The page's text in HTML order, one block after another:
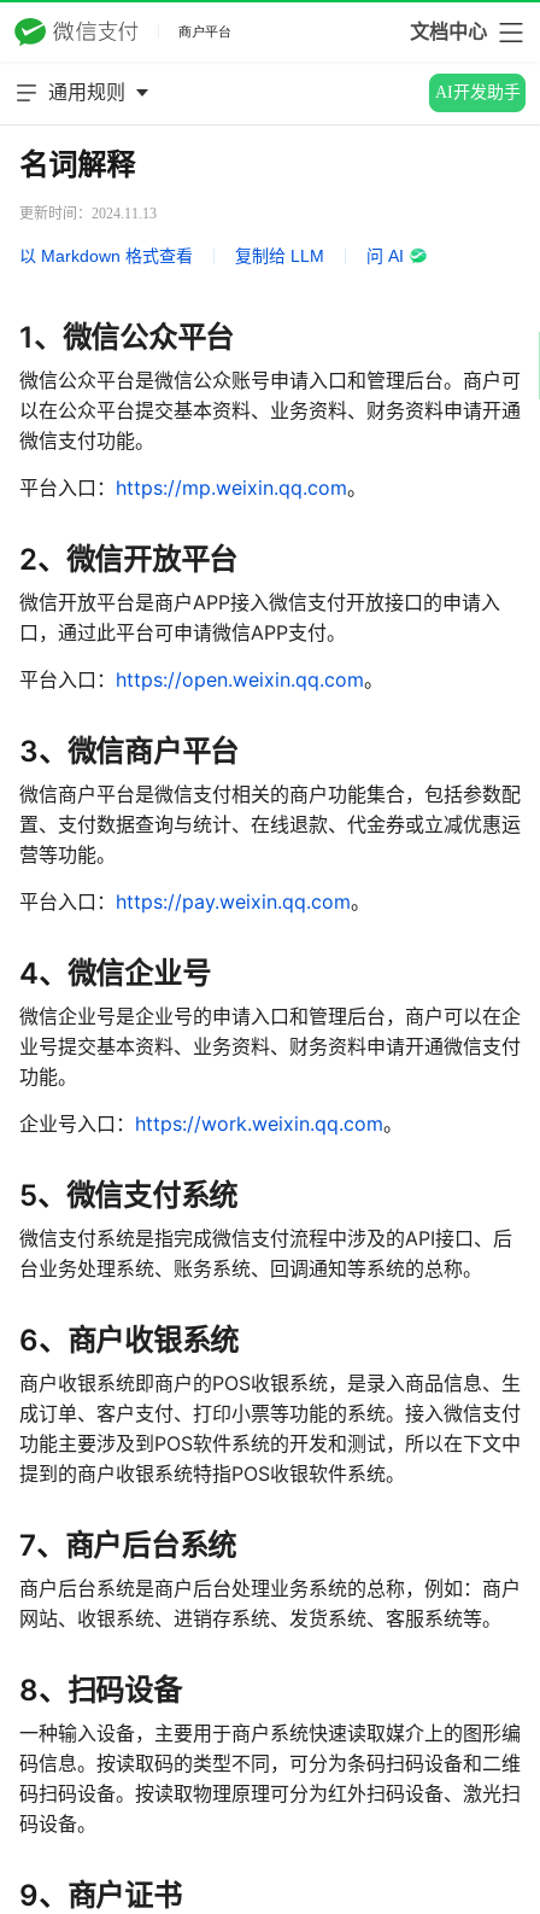
文档中心
通用规则 AI开发助手
名词解释
更新时间：2024.11.13
以 Markdown 格式查看 复制给 LLM 问 AI
1、微信公众平台
微信公众平台是微信公众账号申请入口和管理后台。商户可
以在公众平台提交基本资料、业务资料、财务资料申请开通
微信支付功能。
平台入口： https://mp.weixin.qq.com。
2、 微信开放平台
微信开放平台是商户APP接入微信支付开放接口的申请入
口，通过此平台可申请微信APP支付。
平台入口： https://open.weixin.qq.com。
3、 微信商户平台
微信商户平台是微信支付相关的商户功能集合，包括参数配
置、支付数据查询与统计、在线退款、代金券或立减优惠运
营等功能。
平台入口： https://pay.weixin.qq.com。
4、 微信企业号
微信企业号是企业号的申请入口和管理后台，商户可以在企
业号提交基本资料、业务资料、财务资料申请开通微信支付
功能。
企业号入口： https://work.weixin.qq.com。
5、 微信支付系统
微信支付系统是指完成微信支付流程中涉及的API接口、后
台业务处理系统、账务系统、回调通知等系统的总称。
6、 商户收银系统
商户收银系统即商户的POS收银系统，是录入商品信息、生
成订单、客户支付、打印小票等功能的系统。接入微信支付
功能主要涉及到POS软件系统的开发和测试，所以在下文中
提到的商户收银系统特指POS收银软件系统。
7、 商户后台系统
商户后台系统是商户后台处理业务系统的总称，例如：商户
网站、收银系统、进销存系统、发货系统、客服系统等。
8、 扫码设备
一种输入设备，主要用于商户系统快速读取媒介上的图形编
码信息。按读取码的类型不同，可分为条码扫码设备和二维
码扫码设备。按读取物理原理可分为红外扫码设备、激光扫
码设备。
9、 商户证书